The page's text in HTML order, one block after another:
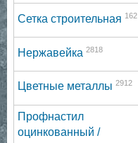
Сетка строительная 162
Нержавейка 2818
Цветные металлы 2912
Профнастил
оцинкованный /